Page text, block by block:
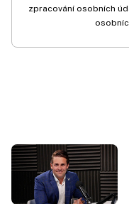
zpracování osobních